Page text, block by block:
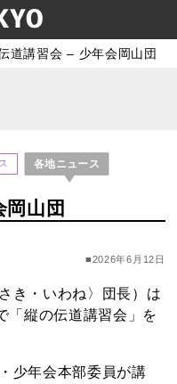
道講習会 – 少年会岡山団
各地ニュース
山団
■2026年6月12日
き・いわね〉団長）は
「縦の伝道講習会」を
少年会本部委員が講